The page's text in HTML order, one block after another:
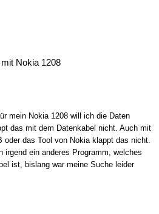
Nokia 1208
mein Nokia 1208 will ich die Daten
das mit dem Datenkabel nicht. Auch mit
oder das Tool von Nokia klappt das nicht.
ein anderes Programm, welches
ist, bislang war meine Suche leider